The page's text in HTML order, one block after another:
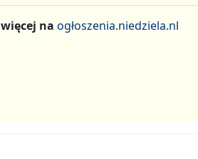
więcej na ogłoszenia.niedziela.nl